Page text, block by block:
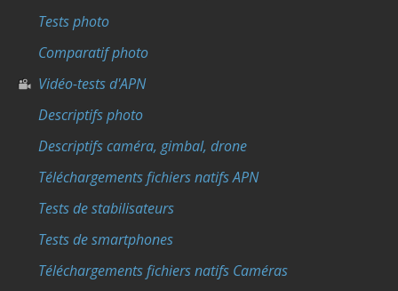
Tests photo
Comparatif photo
Vidéo-tests d'APN
Descriptifs photo
Descriptifs caméra, gimbal, drone
Téléchargements fichiers natifs APN
Tests de stabilisateurs
Tests de smartphones
Téléchargements fichiers natifs Caméras